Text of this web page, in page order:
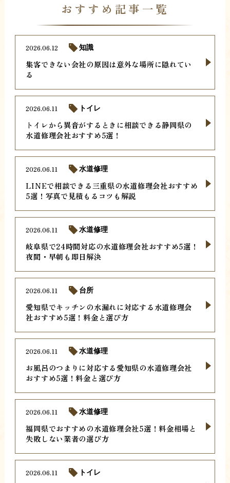
おすすめ記事一覧
集客できない会社の原因は意外な場所に隠れてい
る
2026.06.12 知識
トイレから異音がするときに相談できる静岡県の
水道修理会社おすすめ5選！
2026.06.11 トイレ
LINEで相談できる三重県の水道修理会社おすすめ
5選！写真で見積もるコツも解説
2026.06.11 水道修理
岐阜県で24時間対応の水道修理会社おすすめ5選！
夜間・早朝も即日解決
2026.06.11 水道修理
愛知県でキッチンの水漏れに対応する水道修理会
社おすすめ5選！料金と選び方
2026.06.11 台所
お風呂のつまりに対応する愛知県の水道修理会社
おすすめ5選！料金と選び方
2026.06.11 水道修理
福岡県でおすすめの水道修理会社5選！料金相場と
失敗しない業者の選び方
2026.06.11 水道修理
2026.06.11 トイレ